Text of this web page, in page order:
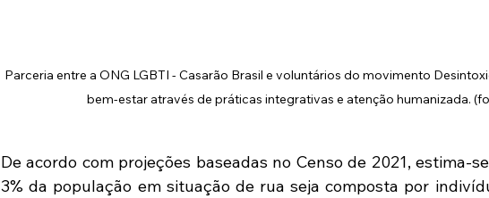
Parceria entre a ONG LGBTI - Casarão Brasil e voluntários do movimento
bem-estar através de práticas integrativas e atenção humanizada.
De acordo com projeções baseadas no Censo de 2021, estima-
3% da população em situação de rua seja composta por